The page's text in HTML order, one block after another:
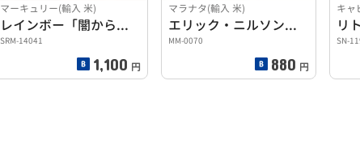
マーキュリー(輸入 米)
レインボー「闇からの一撃」
SRM-14041
1,100 円
マラナタ(輸入 米)
エリック・ニルソン「ピッキング・アップ・ザ・ピーシズ」
MM-0070
880 円
キャ
SN-